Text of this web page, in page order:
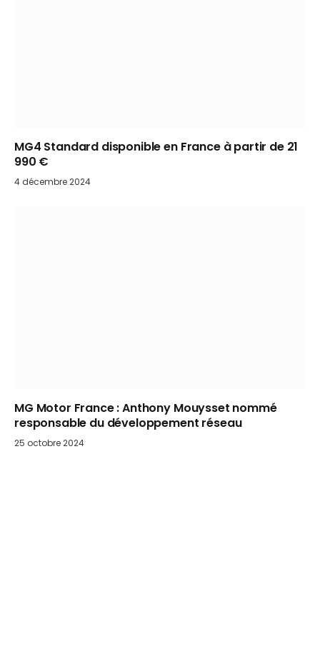
MG4 Standard disponible en France à partir de 21
990 €
4 décembre 2024
MG Motor France : Anthony Mouysset nommé
responsable du développement réseau
25 octobre 2024